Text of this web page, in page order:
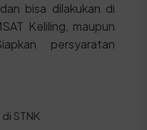
bisa dilakukan di
Keliling, maupun
persyaratan
STNK